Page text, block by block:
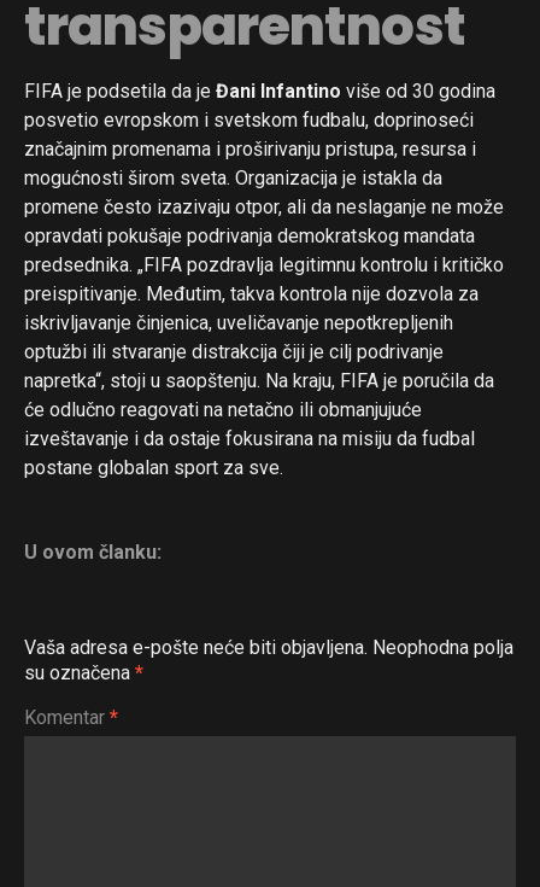
transparentnost
FIFA je podsetila da je Đani Infantino više od 30 godina
posvetio evropskom i svetskom fudbalu, doprinoseći
značajnim promenama i proširivanju pristupa, resursa i
mogućnosti širom sveta. Organizacija je istakla da
promene često izazivaju otpor, ali da neslaganje ne može
opravdati pokušaje podrivanja demokratskog mandata
predsednika. „FIFA pozdravlja legitimnu kontrolu i kritičko
preispitivanje. Međutim, takva kontrola nije dozvola za
iskrivljavanje činjenica, uveličavanje nepotkrepljenih
optužbi ili stvaranje distrakcija čiji je cilj podrivanje
napretka“, stoji u saopštenju. Na kraju, FIFA je poručila da
će odlučno reagovati na netačno ili obmanjujuće
izveštavanje i da ostaje fokusirana na misiju da fudbal
postane globalan sport za sve.
U ovom članku:
Vaša adresa e-pošte neće biti objavljena. Neophodna polja
su označena *
Komentar *